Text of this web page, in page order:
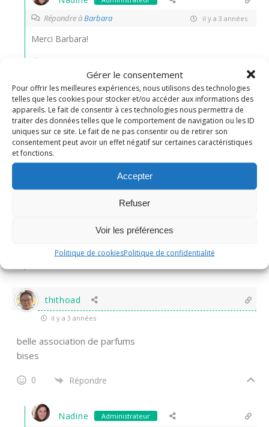
Gérer le consentement
Pour offrir les meilleures expériences, nous utilisons des technologies
telles que les cookies pour stocker et/ou accéder aux informations des
appareils. Le fait de consentir à ces technologies nous permettra de
traiter des données telles que le comportement de navigation ou les ID
uniques sur ce site. Le fait de ne pas consentir ou de retirer son
consentement peut avoir un effet négatif sur certaines caractéristiques
et fonctions.
Accepter
Refuser
Voir les préférences
Politique de cookiesPolitique de confidentialité
Répondre àBarbara il y a 3 années
Merci Barbara!
Christalie
il y a 3 années
Excellent pour le goûter ! bises
0 Répondre
Administrateur
thithoad
il y a 3 années
belle association de parfums
bises
0 Répondre
Nadine Administrateur